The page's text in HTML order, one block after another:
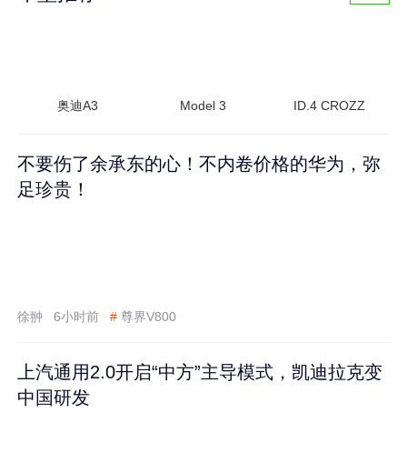
奥迪A3 Model 3 ID.4 CROZZ
不要伤了余承东的心！不内卷价格的华为，弥
足珍贵！
徐翀 6小时前 # 尊界V800
上汽通用2.0开启“中方”主导模式，凯迪拉克变
中国研发